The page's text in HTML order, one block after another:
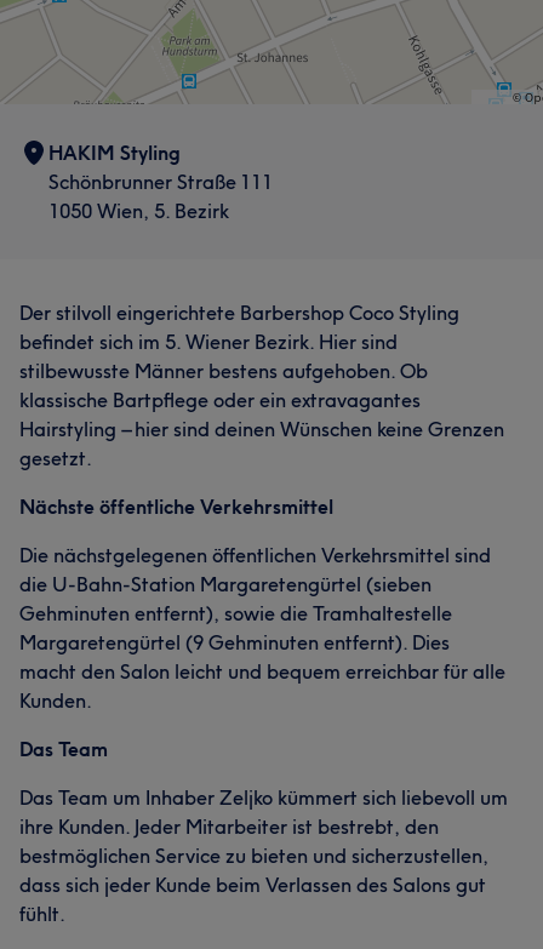
HAKIM Styling
Schönbrunner Straße 111
1050 Wien, 5. Bezirk
Der stilvoll eingerichtete Barbershop Coco Styling
befindet sich im 5. Wiener Bezirk. Hier sind
stilbewusste Männer bestens aufgehoben. Ob
klassische Bartpflege oder ein extravagantes
Hairstyling – hier sind deinen Wünschen keine Grenzen
gesetzt.
Nächste öffentliche Verkehrsmittel
Die nächstgelegenen öffentlichen Verkehrsmittel sind
die U-Bahn-Station Margaretengürtel (sieben
Gehminuten entfernt), sowie die Tramhaltestelle
Margaretengürtel (9 Gehminuten entfernt). Dies
macht den Salon leicht und bequem erreichbar für alle
Kunden.
Das Team
Das Team um Inhaber Zeljko kümmert sich liebevoll um
ihre Kunden. Jeder Mitarbeiter ist bestrebt, den
bestmöglichen Service zu bieten und sicherzustellen,
dass sich jeder Kunde beim Verlassen des Salons gut
fühlt.